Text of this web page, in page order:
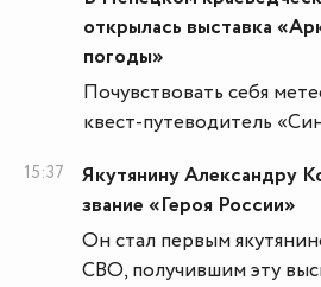
открылась выставка
погоды»
Почувствовать себя
квест-путеводитель
15:37
Якутянину Александру
звание «Героя России»
Он стал первым
СВО, получившим эту